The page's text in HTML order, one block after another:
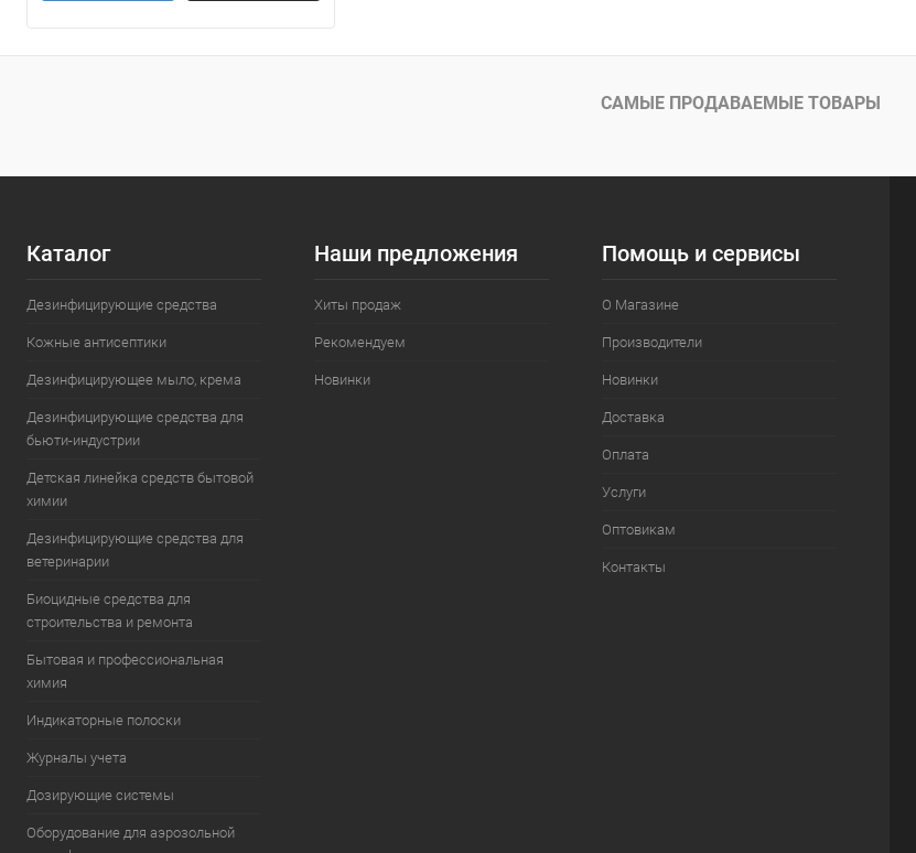
САМЫЕ ПРОДАВАЕМЫЕ ТОВАРЫ
Каталог
Дезинфицирующие средства
Кожные антисептики
Дезинфицирующее мыло, крема
Дезинфицирующие средства для
бьюти-индустрии
Детская линейка средств бытовой
химии
Дезинфицирующие средства для
ветеринарии
Биоцидные средства для
строительства и ремонта
Бытовая и профессиональная
химия
Индикаторные полоски
Журналы учета
Дозирующие системы
Оборудование для аэрозольной
Наши предложения
Хиты продаж
Рекомендуем
Новинки
Помощь и сервисы
О Магазине
Производители
Новинки
Доставка
Оплата
Услуги
Оптовикам
Контакты